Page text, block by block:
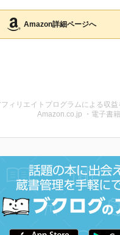
Amazon詳細ページへ
ィリエイトプログラムによる収益
Amazon.co.jp ・電子書